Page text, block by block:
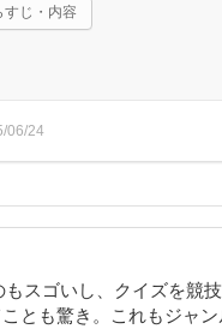
すじ・内容
06/24
スゴいし、クイズを競
とも驚き。これもジャ